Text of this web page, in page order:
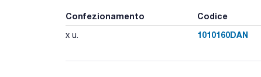
Confezionamento Codice
x u. 1010160DAN